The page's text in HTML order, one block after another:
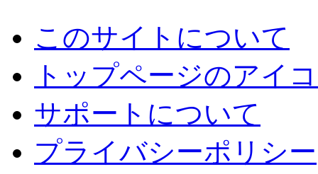
このサイトについて
トップページのアイ
サポートについて
プライバシーポリシー